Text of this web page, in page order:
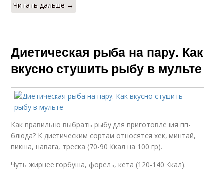
Читать дальше →
Диетическая рыба на пару. Как
вкусно стушить рыбу в мульте
Как правильно выбрать рыбу для приготовления пп-
блюда? К диетическим сортам относятся хек, минтай,
пикша, навага, треска (70-90 Ккал на 100 гр).
Чуть жирнее горбуша, форель, кета (120-140 Ккал).